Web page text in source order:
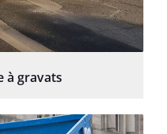
à gravats